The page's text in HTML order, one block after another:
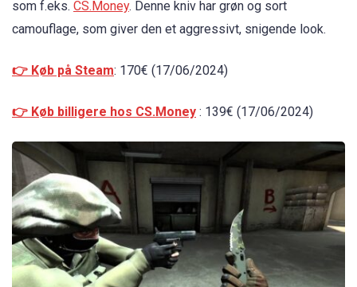
som f.eks. CS.Money. Denne kniv har grøn og sort
camouflage, som giver den et aggressivt, snigende look.
👉 Køb på Steam: 170€ (17/06/2024)
👉 Køb billigere hos CS.Money : 139€ (17/06/2024)